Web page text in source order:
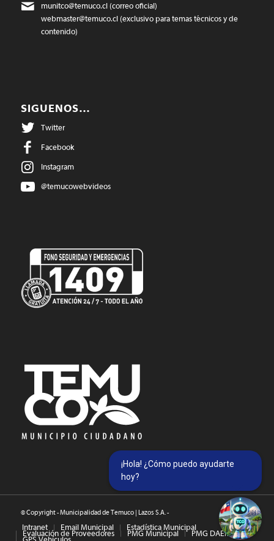
munitco@temuco.cl(correo oficial)
webmaster@temuco.cl(exclusivo para temas técnicos y de
contenido)
SIGUENOS…
Twitter
Facebook
Instagram
@temucowebvideos
© Copyright - Municipalidad de Temuco | Lazos S.A. -
Intranet Email Municipal Estadística Municipal
Evaluación de Proveedores PMG Municipal PMG DAEM
¡Hola! ¿Cómo puedo ayudarte
hoy?